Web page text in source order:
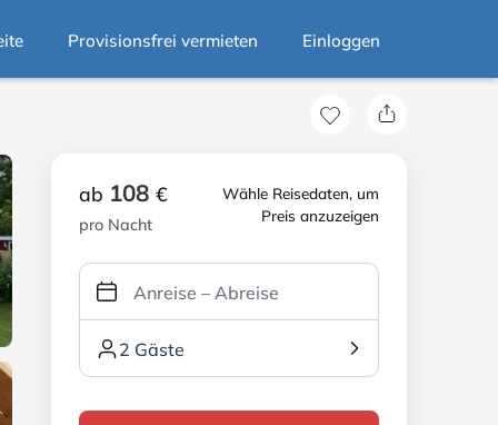
Provisionsfrei vermieten Einloggen
Wähle Reisedaten, um
Preis anzuzeigen
ab 108 €
pro Nacht
2 Gäste